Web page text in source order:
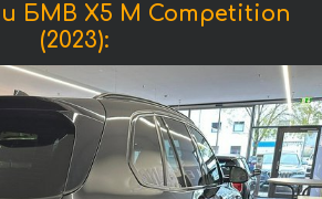
БМВ X5 M Competition
(2023):